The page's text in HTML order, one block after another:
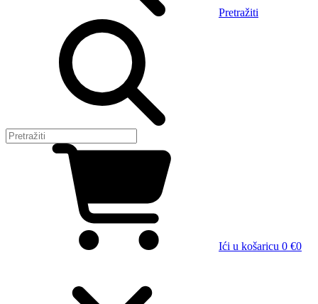
Pretražiti
Ići u košaricu 0 €0